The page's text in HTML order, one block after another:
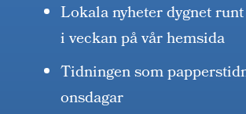
Lokala nyheter dygnet
i veckan på vår hemsida
Tidningen som
onsdagar